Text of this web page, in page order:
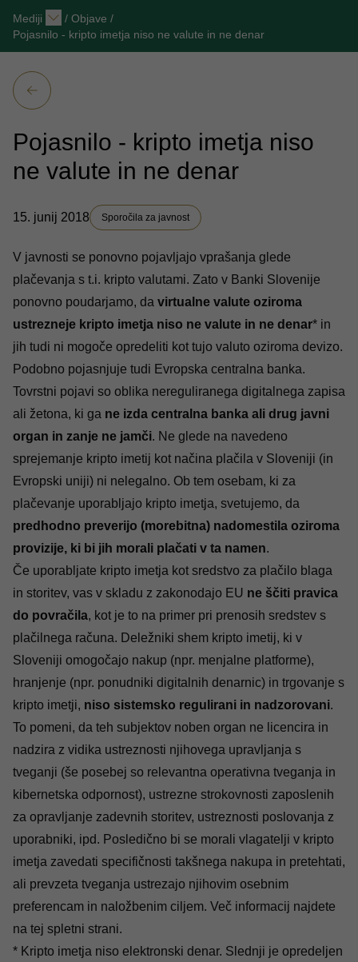
Mediji / Objave /
Pojasnilo - kripto imetja niso ne valute in ne denar
Pojasnilo - kripto imetja niso
ne valute in ne denar
15. junij 2018 Sporočila za javnost
V javnosti se ponovno pojavljajo vprašanja glede
plačevanja s t.i. kripto valutami. Zato v Banki Slovenije
ponovno poudarjamo, da virtualne valute oziroma
ustrezneje kripto imetja niso ne valute in ne denar* in
jih tudi ni mogoče opredeliti kot tujo valuto oziroma devizo.
Podobno pojasnjuje tudi Evropska centralna banka.
Tovrstni pojavi so oblika nereguliranega digitalnega zapisa
ali žetona, ki ga ne izda centralna banka ali drug javni
organ in zanje ne jamči. Ne glede na navedeno
sprejemanje kripto imetij kot načina plačila v Sloveniji (in
Evropski uniji) ni nelegalno. Ob tem osebam, ki za
plačevanje uporabljajo kripto imetja, svetujemo, da
predhodno preverijo (morebitna) nadomestila oziroma
provizije, ki bi jih morali plačati v ta namen.
Če uporabljate kripto imetja kot sredstvo za plačilo blaga
in storitev, vas v skladu z zakonodajo EU ne ščiti pravica
do povračila, kot je to na primer pri prenosih sredstev s
plačilnega računa. Deležniki shem kripto imetij, ki v
Sloveniji omogočajo nakup (npr. menjalne platforme),
hranjenje (npr. ponudniki digitalnih denarnic) in trgovanje s
kripto imetji, niso sistemsko regulirani in nadzorovani.
To pomeni, da teh subjektov noben organ ne licencira in
nadzira z vidika ustreznosti njihovega upravljanja s
tveganji (še posebej so relevantna operativna tveganja in
kibernetska odpornost), ustrezne strokovnosti zaposlenih
za opravljanje zadevnih storitev, ustreznosti poslovanja z
uporabniki, ipd. Posledično bi se morali vlagatelji v kripto
imetja zavedati specifičnosti takšnega nakupa in pretehtati,
ali prevzeta tveganja ustrezajo njihovim osebnim
preferencam in naložbenim ciljem. Več informacij najdete
na tej spletni strani.
* Kripto imetja niso elektronski denar. Slednji je opredeljen